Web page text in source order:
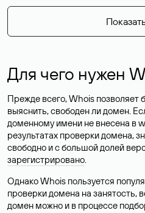
Для чего нужен
Прежде всего, Whois позволяет
выяснить, свободен ли домен.
доменному имени не внесена в
результатах проверки домена,
свободно и с большой долей
зарегистрировано.
Однако Whois пользуется
проверки домена на занятость,
домен можно и в процессе